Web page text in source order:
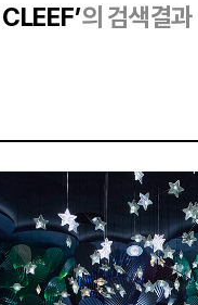
의 검색결과